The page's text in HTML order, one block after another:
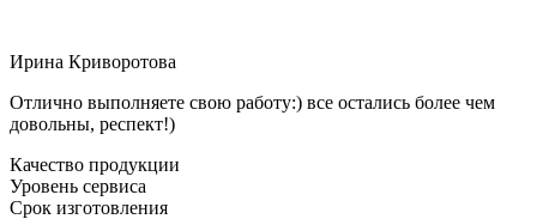
Ирина Криворотова
Отлично выполняете свою работу:) все остались более чем
довольны, респект!)
Качество продукции
Уровень сервиса
Срок изготовления